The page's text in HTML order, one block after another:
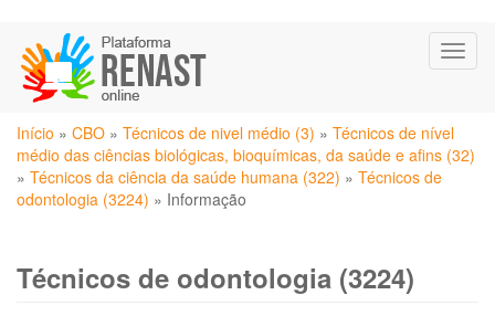
para
conteúdo
principal
Você
está
aqui
Início » CBO » Técnicos de nivel médio (3) » Técnicos de nível
médio das ciências biológicas, bioquímicas, da saúde e afins (32)
» Técnicos da ciência da saúde humana (322) » Técnicos de
odontologia (3224) » Informação
Técnicos de odontologia (3224)